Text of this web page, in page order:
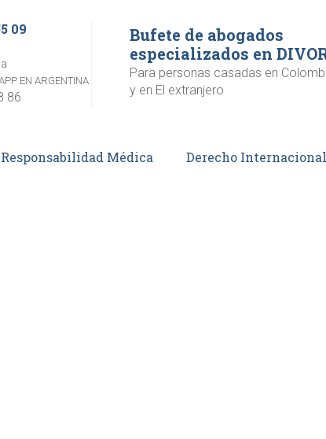
09
EN ARGENTINA
86
Bufete de abogados
especializados en
Para personas casadas en
y en El extranjero
Responsabilidad Médica Derecho